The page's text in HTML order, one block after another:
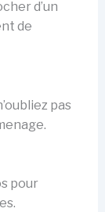
d’un
de
pas
pour